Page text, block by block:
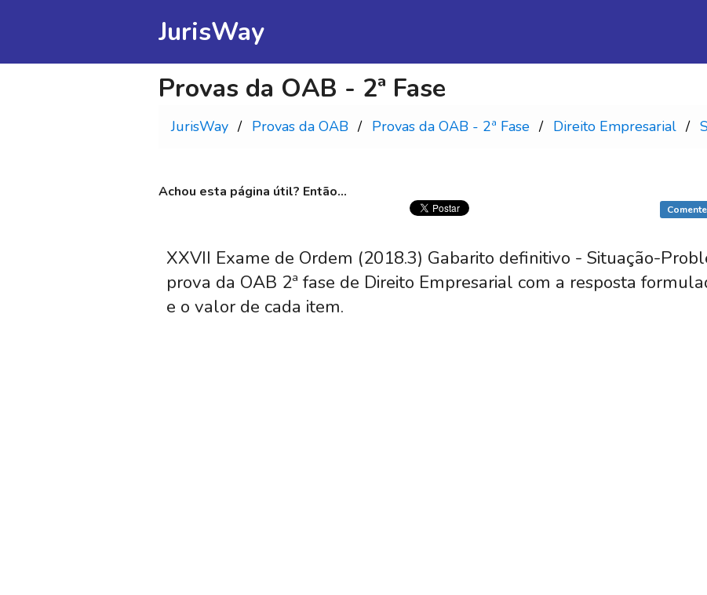
JurisWay
Provas da OAB - 2ª Fase
JurisWay Provas da OAB Provas da OAB - 2ª Fase Direito Empresarial
Achou esta página útil? Então...
XXVII Exame de Ordem (2018.3) Gabarito definitivo - Situação-
prova da OAB 2ª fase de Direito Empresarial com a resposta
e o valor de cada item.